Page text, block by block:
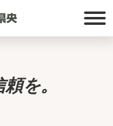
を。